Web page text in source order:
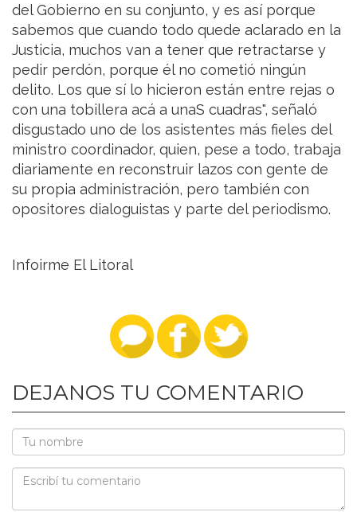
del Gobierno en su conjunto, y es así porque
sabemos que cuando todo quede aclarado en la
Justicia, muchos van a tener que retractarse y
pedir perdón, porque él no cometió ningún
delito. Los que sí lo hicieron están entre rejas o
con una tobillera acá a unaS cuadras", señaló
disgustado uno de los asistentes más fieles del
ministro coordinador, quien, pese a todo, trabaja
diariamente en reconstruir lazos con gente de
su propia administración, pero también con
opositores dialoguistas y parte del periodismo.
Infoirme El Litoral
DEJANOS TU COMENTARIO